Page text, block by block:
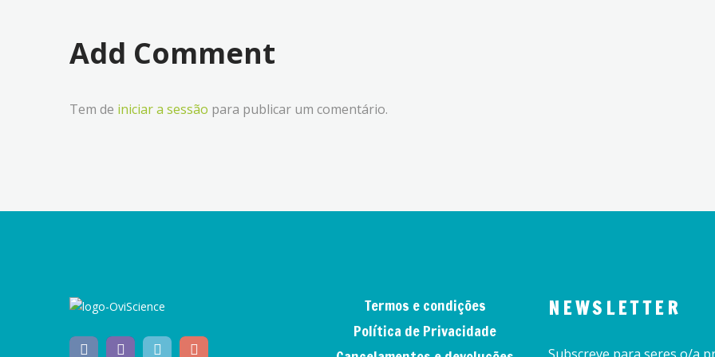
Add Comment
Tem de iniciar a sessão para publicar um comentário.
Termos e condições
Política de Privacidade
NEWSLETTER